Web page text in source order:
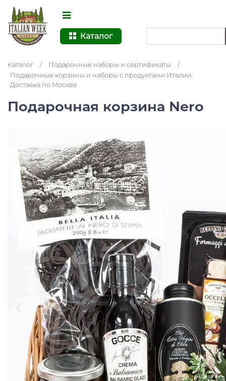
Каталог
Каталог / Подарочные наборы и сертификаты
/
Подарочные корзины и наборы с продуктами Италии.
Доставка по Москве
Подарочная корзина Nero